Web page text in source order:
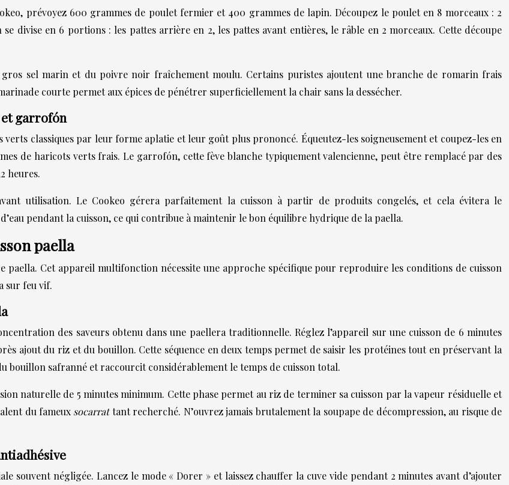
prévoyez 600 grammes de poulet fermier et 400 grammes de lapin. Découpez le poulet en 8 morceaux : 2
divise en 6 portions : les pattes arrière en 2, les pattes avant entières, le râble en 2 morceaux. Cette découpe
gros sel marin et du poivre noir fraîchement moulu. Certains puristes ajoutent une branche de romarin frais
courte permet aux épices de pénétrer superficiellement la chair sans la dessécher.
et garrofón
verts classiques par leur forme aplatie et leur goût plus prononcé. Équeutez-les soigneusement et coupez-les en
de haricots verts frais. Le garrofón, cette fève blanche typiquement valencienne, peut être remplacé par des
heures.
utilisation. Le Cookeo gérera parfaitement la cuisson à partir de produits congelés, et cela évitera le
pendant la cuisson, ce qui contribue à maintenir le bon équilibre hydrique de la paella.
paella
paella. Cet appareil multifonction nécessite une approche spécifique pour reproduire les conditions de cuisson
sur feu vif.
des saveurs obtenu dans une paellera traditionnelle. Réglez l’appareil sur une cuisson de 6 minutes
ajout du riz et du bouillon. Cette séquence en deux temps permet de saisir les protéines tout en préservant la
bouillon safranné et raccourcit considérablement le temps de cuisson total.
naturelle de 5 minutes minimum. Cette phase permet au riz de terminer sa cuisson par la vapeur résiduelle et
du fameux socarrattant recherché. N’ouvrez jamais brutalement la soupape de décompression, au risque de
souvent négligée. Lancez le mode « Dorer » et laissez chauffer la cuve vide pendant 2 minutes avant d’ajouter